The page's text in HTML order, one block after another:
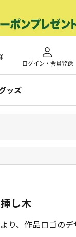
ログイン・会員登録
ッズ
し木
り、作品ロゴのデ